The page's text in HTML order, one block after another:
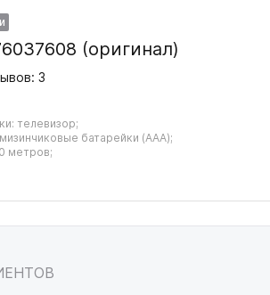
(оригинал)
3
телевизор;
батарейки (AAA);
метров;